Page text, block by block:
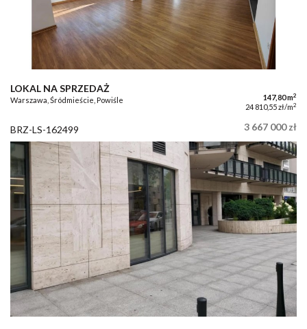
LOKAL NA SPRZEDAŻ
Warszawa, Śródmieście, Powiśle 147,80 m2
24 810,55 zł/m2
BRZ-LS-162499 3 667 000 zł